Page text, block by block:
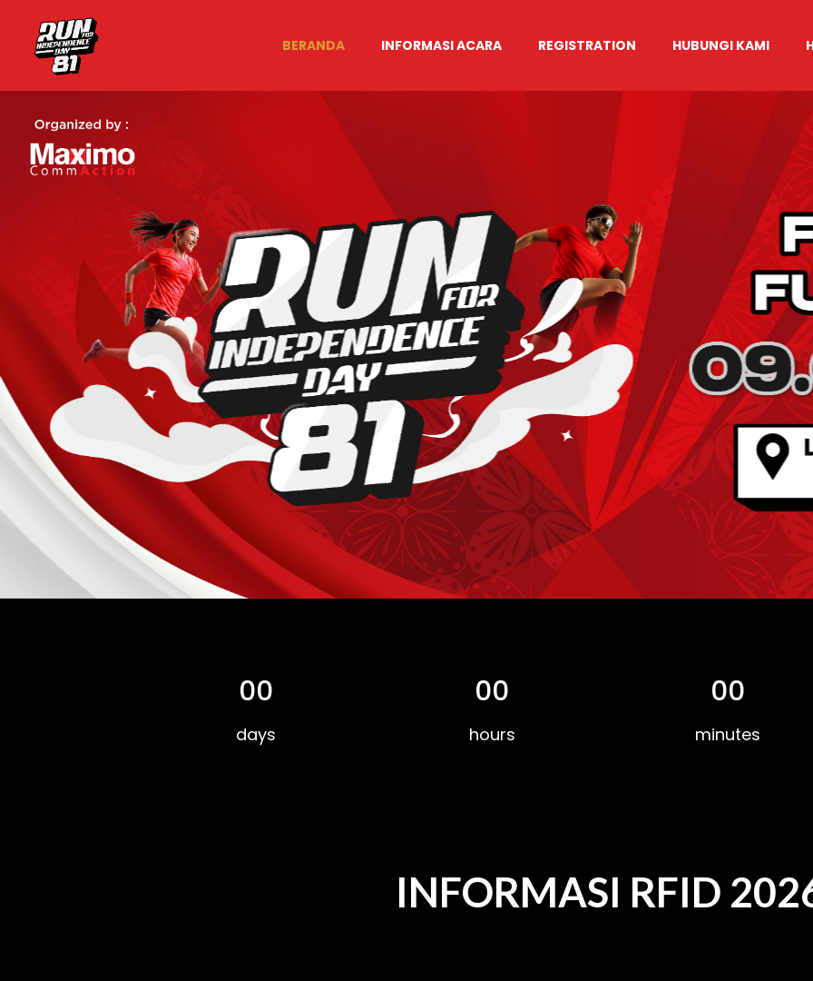
BERANDA INFORMASI ACARA REGISTRATION HUBUNGI KAMI
00
days
00
hours
00
minutes
INFORMASI RFID